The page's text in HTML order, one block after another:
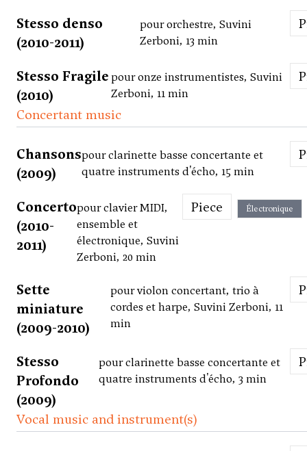
Stesso denso
(2010-2011)
pour orchestre, Suvini
Zerboni, 13 min
Stesso Fragile
(2010)
pour onze instrumentistes, Suvini
Zerboni, 11 min
Concertant music
Chansons
(2009)
pour clarinette basse concertante et
quatre instruments d'écho, 15 min
Concerto
(2010-
2011)
pour clavier MIDI,
ensemble et
électronique, Suvini
Zerboni, 20 min
Piece Électronique
Sette
miniature
(2009-2010)
pour violon concertant, trio à
cordes et harpe, Suvini Zerboni, 11
min
Stesso
Profondo
(2009)
pour clarinette basse concertante et
quatre instruments d'écho, 3 min
Vocal music and instrument(s)